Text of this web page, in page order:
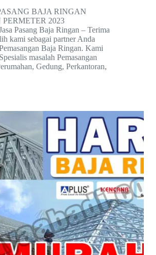
BAJA RINGAN
2023
Pasang Baja Ringan – Terima
kami sebagai partner Anda
Baja Ringan. Kami
masalah Pemasangan
Gedung, Perkantoran,